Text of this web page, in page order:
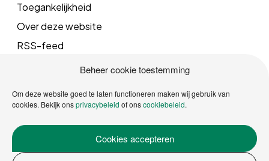
Beheer cookie toestemming
Om deze website goed te laten functioneren maken wij gebruik van
cookies. Bekijk onsprivacybeleid of onscookiebeleid.
Cookies accepteren
Toegankelijkheid
Over deze website
RSS-feed
Mail
Telefoonnummer